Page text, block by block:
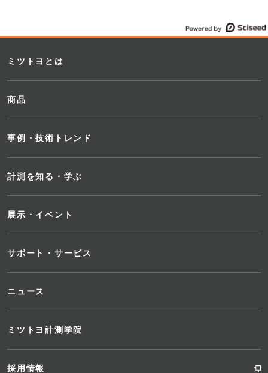
ミツトヨとは
商品
事例・技術トレンド
計測を知る・学ぶ
展示・イベント
サポート・サービス
ニュース
ミツトヨ計測学院
採用情報